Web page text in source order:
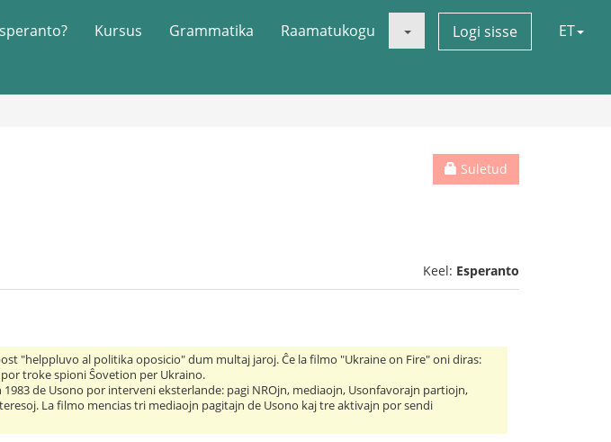
Kursus Grammatika Raamatukogu Logi sisse ET
Suletud
Keel: Esperanto
"helppluvo al politika oposicio" dum multaj jaroj. Ĉe la filmo "Ukraine on Fire" oni diras:
troke spioni Ŝovetion per Ukraino.
de Usono por interveni eksterlande: pagi NROjn, mediaojn, Usonfavorajn partiojn,
La filmo mencias tri mediaojn pagitajn de Usono kaj tre aktivajn por sendi